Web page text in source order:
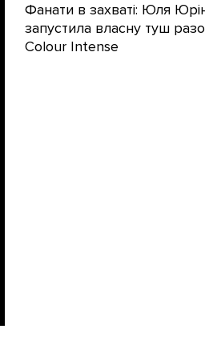
Фанати в захваті: Юля
запустила власну туш
Colour Intense